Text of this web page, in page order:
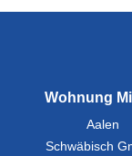
Wohnung
Aalen
Schwäbisch